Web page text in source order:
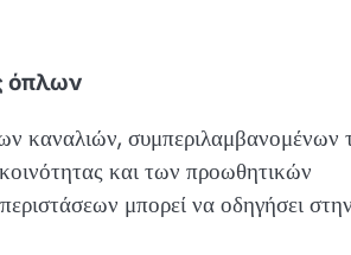
όπλων
καναλιών, συμπεριλαμβανομένων
και των προωθητικών
μπορεί να οδηγήσει στην